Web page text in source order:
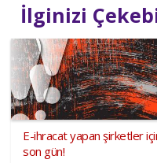
İlginizi
E-ihracat yapan şirketler
son gün!